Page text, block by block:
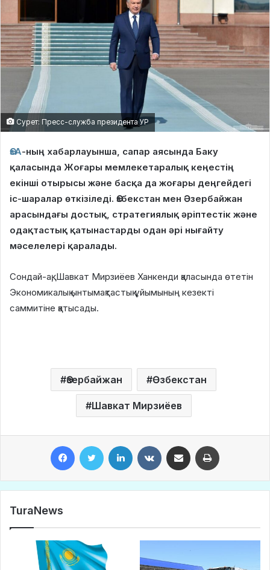
Сурет: Пресс-служба президента УР
ӨзА-ның хабарлауынша, сапар аясында Баку
қаласында Жоғары мемлекетаралық кеңестің
екінші отырысы және басқа да жоғары деңгейдегі
іс-шаралар өткізіледі. Өзбекстан мен Әзербайжан
арасындағы достық, стратегиялық әріптестік және
одақтастық қатынастарды одан әрі нығайту
мәселелері қаралады.
Сондай-ақ, Шавкат Мирзиёев Ханкенди қаласында өтетін
Экономикалық ынтымақтастық ұйымының кезекті
саммитіне қатысады.
Әзербайжан Өзбекстан
Шавкат Мирзиёев
TuraNews